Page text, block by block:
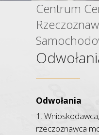
Centrum
Odwołania
1.
rzeczoznawca